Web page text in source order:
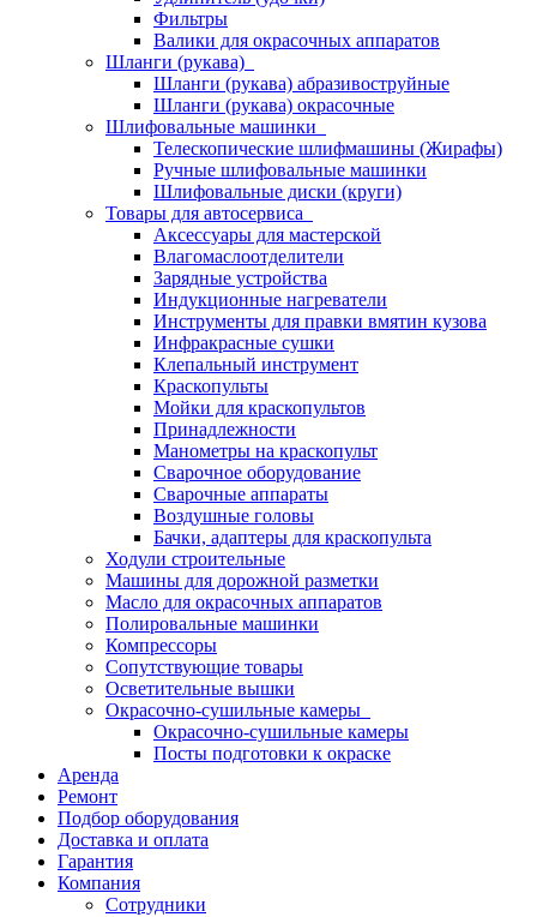
Фильтры
Валики для окрасочных аппаратов
Шланги (рукава)
Шланги (рукава) абразивоструйные
Шланги (рукава) окрасочные
Шлифовальные машинки
Телескопические шлифмашины (Жирафы)
Ручные шлифовальные машинки
Шлифовальные диски (круги)
Товары для автосервиса
Аксессуары для мастерской
Влагомаслоотделители
Зарядные устройства
Индукционные нагреватели
Инструменты для правки вмятин кузова
Инфракрасные сушки
Клепальный инструмент
Краскопульты
Мойки для краскопультов
Принадлежности
Манометры на краскопульт
Сварочное оборудование
Сварочные аппараты
Воздушные головы
Бачки, адаптеры для краскопульта
Ходули строительные
Машины для дорожной разметки
Масло для окрасочных аппаратов
Полировальные машинки
Компрессоры
Сопутствующие товары
Осветительные вышки
Окрасочно-сушильные камеры
Окрасочно-сушильные камеры
Посты подготовки к окраске
Аренда
Ремонт
Подбор оборудования
Доставка и оплата
Гарантия
Компания
Сотрудники